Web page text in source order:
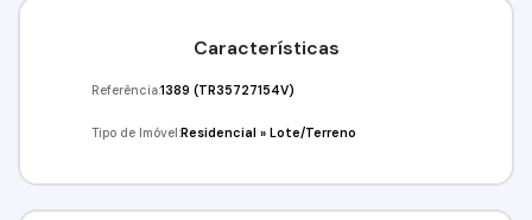
Características
Referência:1389 (TR35727154V)
Tipo de Imóvel:Residencial »Lote/Terreno